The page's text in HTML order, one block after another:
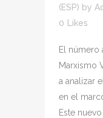
(ESP) by
0
Likes
El número
Marxismo
a analizar
en el
Este